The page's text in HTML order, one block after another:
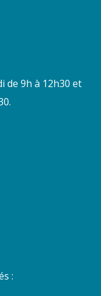
de 9h à 12h30 et
: